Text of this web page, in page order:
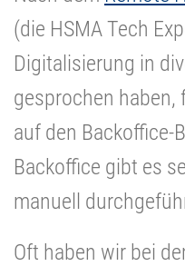
(die HSMA Tech
Digitalisierung in
gesprochen haben,
auf den Backoffice-
Backoffice gibt es
manuell
Oft haben wir bei